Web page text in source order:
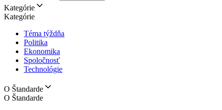
Kategórie
Kategórie
Téma týždňa
Politika
Ekonomika
Spoločnosť
Technológie
O Štandarde
O Štandarde